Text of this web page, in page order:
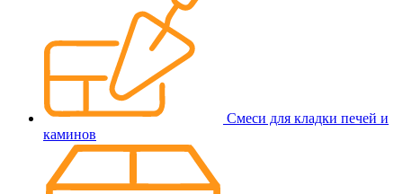
Смеси для кладки печей и
каминов